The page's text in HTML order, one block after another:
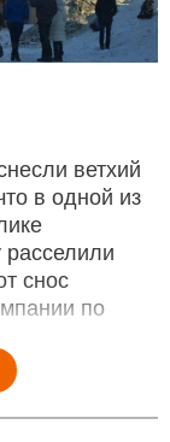
ветхий
в одной из
расселили
снос
по